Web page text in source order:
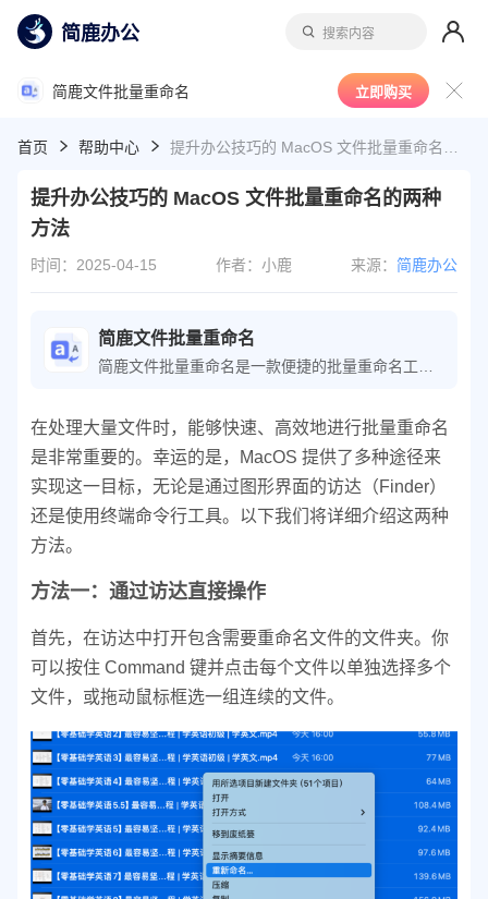
简鹿办公 搜索内容
简鹿文件批量重命名 立即购买
首页 帮助中心
提升办公技巧的 MacOS 文件批量重命名的两种
方法
时间：2025-04-15 作者：小鹿 来源： 简鹿办公
简鹿文件批量重命名
在处理大量文件时，能够快速、高效地进行批量重命名
是非常重要的。幸运的是，MacOS 提供了多种途径来
实现这一目标，无论是通过图形界面的访达（Finder）
还是使用终端命令行工具。以下我们将详细介绍这两种
方法。
方法一：通过访达直接操作
首先，在访达中打开包含需要重命名文件的文件夹。你
可以按住 Command 键并点击每个文件以单独选择多个
文件，或拖动鼠标框选一组连续的文件。